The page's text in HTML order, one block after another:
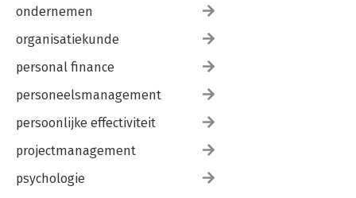
ondernemen
organisatiekunde
personal finance
personeelsmanagement
persoonlijke effectiviteit
projectmanagement
psychologie